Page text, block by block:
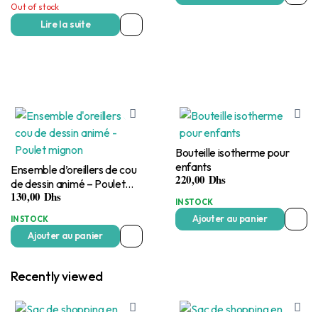
Out of stock
Lire la suite
Ensemble d’oreillers de cou
de dessin animé – Poulet
mignon
130,00 Dhs
IN STOCK
Ajouter au panier
Bouteille isotherme pour
enfants
220,00 Dhs
IN STOCK
Ajouter au panier
Recently viewed